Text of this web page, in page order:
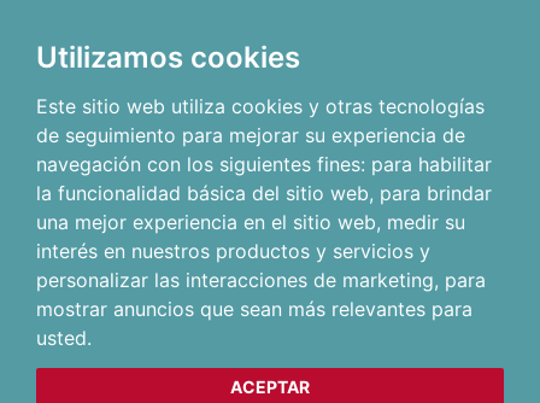
Utilizamos cookies
Este sitio web utiliza cookies y otras tecnologías
de seguimiento para mejorar su experiencia de
navegación con los siguientes fines: para habilitar
la funcionalidad básica del sitio web, para brindar
una mejor experiencia en el sitio web, medir su
interés en nuestros productos y servicios y
personalizar las interacciones de marketing, para
mostrar anuncios que sean más relevantes para
usted.
ACEPTAR